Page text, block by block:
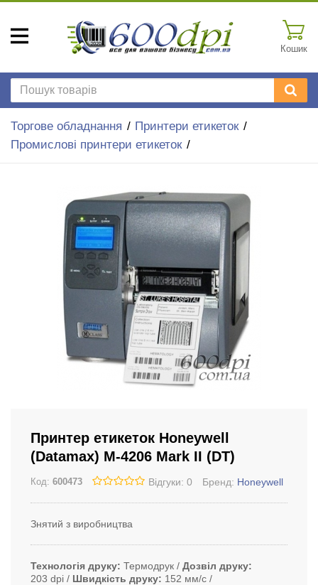
Кошик
Торгове обладнання
Принтери етикеток
Промислові принтери етикеток
Принтер етикеток Honeywell
(Datamax) M-4206 Mark II (DT)
Код: 600473 Відгуки: 0 Бренд: Honeywell
Знятий з виробництва
Технологія друку Термодрук
Дозвіл друку
203 dpi
Швидкість друку
152 мм/с